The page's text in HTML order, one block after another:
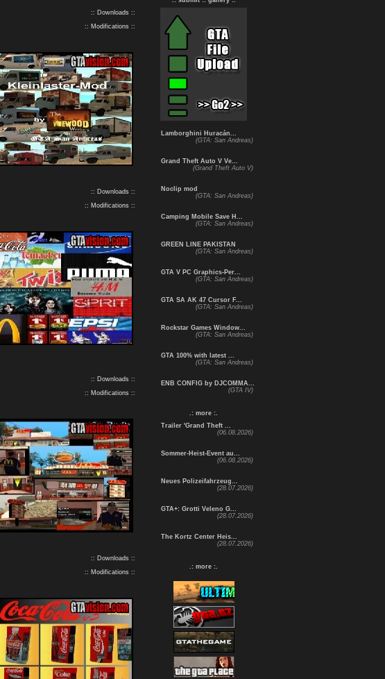
:: Downloads ::
:: Modifications ::
:: Downloads ::
:: Modifications ::
:: Downloads ::
:: Modifications ::
:: Downloads ::
:: Modifications ::
Lamborghini Huracán...
(GTA: San Andreas)
Grand Theft Auto V Ve...
(Grand Theft Auto V)
Noclip mod
(GTA: San Andreas)
Camping Mobile Save H...
(GTA: San Andreas)
GREEN LINE PAKISTAN
(GTA: San Andreas)
GTA V PC Graphics-Per...
(GTA: San Andreas)
GTA SA AK 47 Cursor F...
(GTA: San Andreas)
Rockstar Games Window...
(GTA: San Andreas)
GTA 100% with latest ...
(GTA: San Andreas)
ENB CONFIG by DJCOMMA...
(GTA IV)
.: more :.
Trailer 'Grand Theft ...
(06.08.2026)
Sommer-Heist-Event au...
(06.08.2026)
Neues Polizeifahrzeug...
(28.07.2026)
GTA+: Grotti Veleno G...
(28.07.2026)
The Kortz Center Heis...
(28.07.2026)
.: more :.